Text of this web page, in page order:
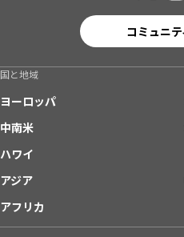
コミュニ
国と地域
ヨーロッパ
中南米
ハワイ
アジア
アフリカ